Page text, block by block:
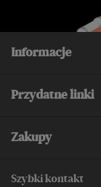
Informacje
Przydatne linki
Zakupy
Szybki kontakt